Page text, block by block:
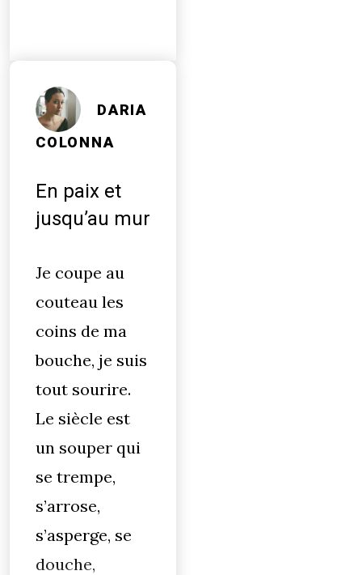
DARIA
COLONNA
En paix et
jusqu’au mur
Je coupe au
couteau les
coins de ma
bouche, je suis
tout sourire.
Le siècle est
un souper qui
se trempe,
s’arrose,
s’asperge, se
douche,